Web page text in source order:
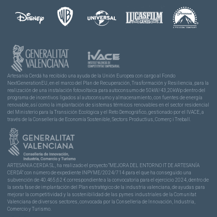
Artesanía Cerdá ha recibido una ayuda de la Unión Europea con cargo al Fondo
NextGenerationEU, en el marco del Plan de Recuperación, Trasformación y Resiliencia, para la
realización de una instalación fotovoltaica para autoconsumo de 50kW/43,20kWp dentro del
programa de incentivos ligados al autoconsumo y almacenamiento, con fuentes de energía
renovable, así como la implantación de sistemas térmicos renovables en el sector residencial
del Ministerio para la Transición Ecológica y el Reto Demográfico, gestionado por el IVACE, a
través de la Consellería de Economía Sostenible, Sectors Productius, Comerç i Treball.
ARTESANIA CERDA SL, ha realizado el proyecto “MEJORA DEL ENTORNO IT DE ARTESANÍA
CERDÁ” con número de expediente INPYME/2024/714 para el que ha conseguido una
subvención de 40.465,62 € correspondiente a la convocatoria para el ejercicio 2024, dentro de
la sexta fase de implantación del Plan estratégico de la industria valenciana, de ayudas para
mejorar la competitividad y la sostenibilidad de las pymes industriales de la Comunitat
Valenciana de diversos sectores, convocada por la Conselleria de Innovación, Industria,
Comercio y Turismo.